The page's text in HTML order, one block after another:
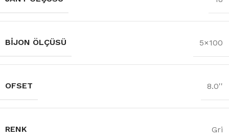
BIJON ÖLÇÜSÜ 5×100
OFSET 8.0''
RENK Gri